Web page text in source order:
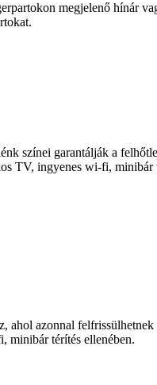
megjelenő hínár
színei garantálják a
TV, ingyenes wi-fi, minibár
ahol azonnal
minibár térítés ellenében.